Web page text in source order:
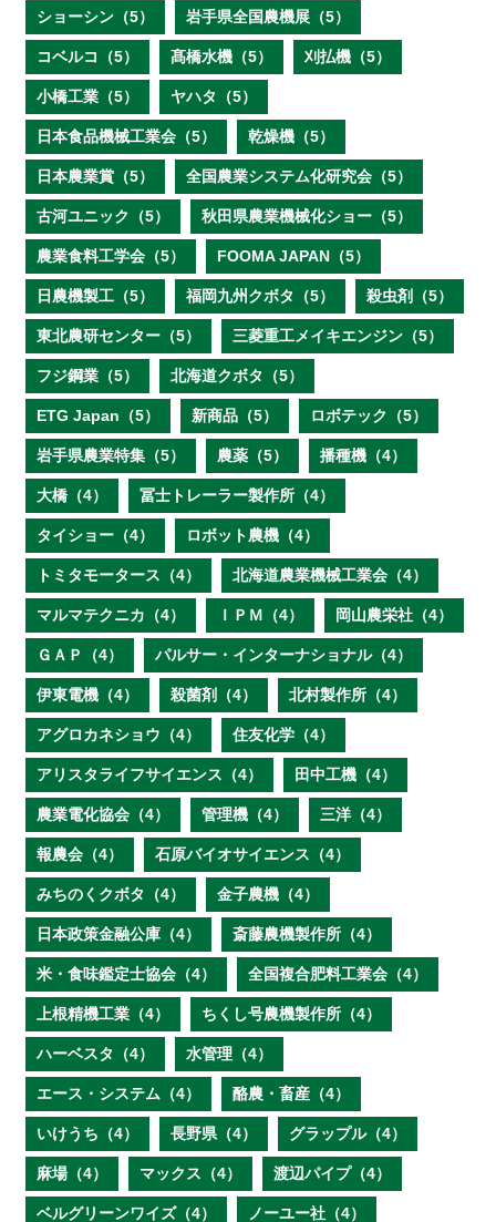
ショーシン（5） 岩手県全国農機展（5）
コベルコ（5） 髙橋水機（5） 刈払機（5）
小橋工業（5） ヤハタ（5）
日本食品機械工業会（5） 乾燥機（5）
日本農業賞（5） 全国農業システム化研究会（5）
古河ユニック（5） 秋田県農業機械化ショー（5）
農業食料工学会（5） FOOMA JAPAN（5）
日農機製工（5） 福岡九州クボタ（5） 殺虫剤（5）
東北農研センター（5） 三菱重工メイキエンジン（5）
フジ鋼業（5） 北海道クボタ（5）
ETG Japan（5） 新商品（5） ロボテック（5）
岩手県農業特集（5） 農薬（5） 播種機（4）
大橋（4） 冨士トレーラー製作所（4）
タイショー（4） ロボット農機（4）
トミタモータース（4） 北海道農業機械工業会（4）
マルマテクニカ（4） ＩＰＭ（4） 岡山農栄社（4）
ＧＡＰ（4） パルサー・インターナショナル（4）
伊東電機（4） 殺菌剤（4） 北村製作所（4）
アグロカネショウ（4） 住友化学（4）
アリスタライフサイエンス（4） 田中工機（4）
農業電化協会（4） 管理機（4） 三洋（4）
報農会（4） 石原バイオサイエンス（4）
みちのくクボタ（4） 金子農機（4）
日本政策金融公庫（4） 斎藤農機製作所（4）
米・食味鑑定士協会（4） 全国複合肥料工業会（4）
上根精機工業（4） ちくし号農機製作所（4）
ハーベスタ（4） 水管理（4）
エース・システム（4） 酪農・畜産（4）
いけうち（4） 長野県（4） グラップル（4）
麻場（4） マックス（4） 渡辺パイプ（4）
ベルグリーンワイズ（4） ノーユー社（4）